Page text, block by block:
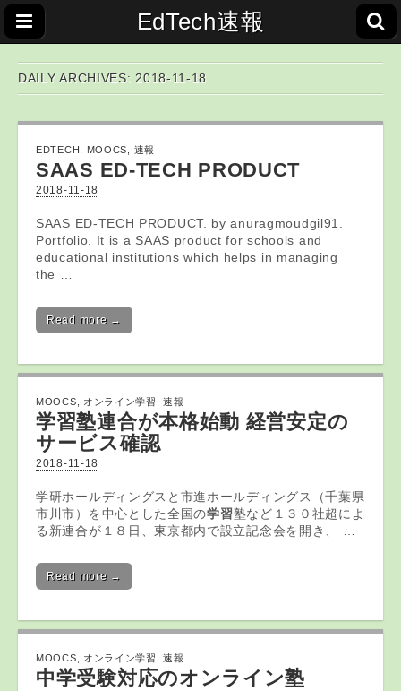
EdTech速報
DAILY ARCHIVES: 2018-11-18
EDTECH MOOCS 速報
SAAS ED-TECH PRODUCT
2018-11-18
SAAS ED-TECH PRODUCT. by anuragmoudgil91.
Portfolio. It is a SAAS product for schools and
educational institutions which helps in managing
the …
Read more →
MOOCS オンライン学習 ,速報
学習塾連合が本格始動 経営安定の
サービス確認
2018-11-18
学研ホールディングスと市進ホールディングス（千葉県
市川市）を中心とした全国の学習塾など１３０社超によ
る新連合が１８日、東京都内で設立記念会を開き、 …
Read more →
MOOCS オンライン学習 ,速報
中学受験対応のオンライン塾